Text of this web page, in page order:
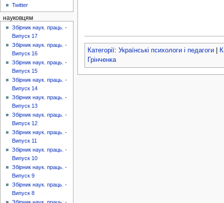
Категорії: Українські психологи і педагоги|
Грінченка
Twitter
науковцям
Збірник наук. праць. -
Випуск 17
Збірник наук. праць. -
Випуск 16
Збірник наук. праць. -
Випуск 15
Збірник наук. праць. -
Випуск 14
Збірник наук. праць. -
Випуск 13
Збірник наук. праць. -
Випуск 12
Збірник наук. праць. -
Випуск 11
Збірник наук. праць. -
Випуск 10
Збірник наук. праць. -
Випуск 9
Збірник наук. праць. -
Випуск 8